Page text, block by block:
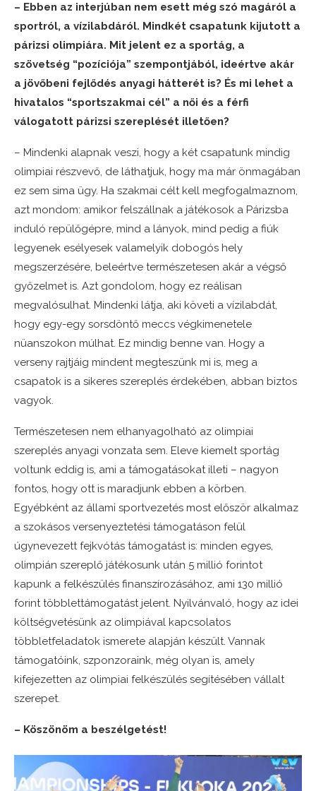
– Ebben az interjúban nem esett még szó magáról a
sportról, a vízilabdáról. Mindkét csapatunk kijutott a
párizsi olimpiára. Mit jelent ez a sportág, a
szövetség “pozíciója” szempontjából, ideértve akár
a jövőbeni fejlődés anyagi hátterét is? És mi lehet a
hivatalos “sportszakmai cél” a női és a férfi
válogatott párizsi szereplését illetően?
– Mindenki alapnak veszi, hogy a két csapatunk mindig
olimpiai részvevő, de láthatjuk, hogy ma már önmagában
ez sem sima ügy. Ha szakmai célt kell megfogalmaznom,
azt mondom: amikor felszállnak a játékosok a Párizsba
induló repülőgépre, mind a lányok, mind pedig a fiúk
legyenek esélyesek valamelyik dobogós hely
megszerzésére, beleértve természetesen akár a végső
győzelmet is. Azt gondolom, hogy ez reálisan
megvalósulhat. Mindenki látja, aki követi a vízilabdát,
hogy egy-egy sorsdöntő meccs végkimenetele
nüanszokon múlhat. Ez mindig benne van. Hogy a
verseny rajtjáig mindent megteszünk mi is, meg a
csapatok is a sikeres szereplés érdekében, abban biztos
vagyok.
Természetesen nem elhanyagolható az olimpiai
szereplés anyagi vonzata sem. Eleve kiemelt sportág
voltunk eddig is, ami a támogatásokat illeti – nagyon
fontos, hogy ott is maradjunk ebben a körben.
Egyébként az állami sportvezetés most először alkalmaz
a szokásos versenyeztetési támogatáson felül
úgynevezett fejkvótás támogatást is: minden egyes,
olimpián szereplő játékosunk után 5 millió forintot
kapunk a felkészülés finanszírozásához, ami 130 millió
forint többlettámogatást jelent. Nyilvánvaló, hogy az idei
költségvetésünk az olimpiával kapcsolatos
többletfeladatok ismerete alapján készült. Vannak
támogatóink, szponzoraink, még olyan is, amely
kifejezetten az olimpiai felkészülés segítésében vállalt
szerepet.
– Köszönöm a beszélgetést!